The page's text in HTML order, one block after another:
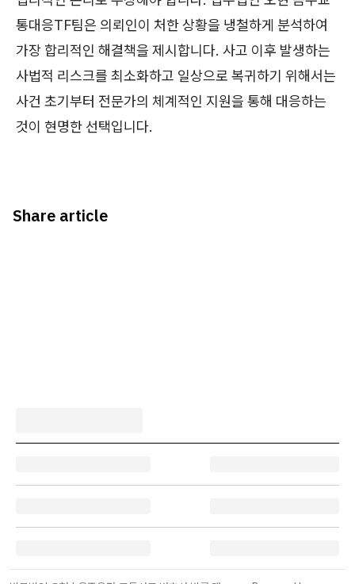
통대응TF팀은 의뢰인이 처한 상황을 냉철하게 분석하여
가장 합리적인 해결책을 제시합니다. 사고 이후 발생하는
사법적 리스크를 최소화하고 일상으로 복귀하기 위해서는
사건 초기부터 전문가의 체계적인 지원을 통해 대응하는
것이 현명한 선택입니다.
Share article